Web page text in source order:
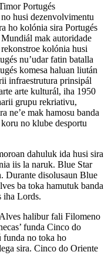
Portugés
husi dezenvolvimentu
ho kolónia sira Portugés
mak autoridade
kolónia husi
nu’udar fatin batalla
komesa haluan liután
infraestrutura prinsipál
arte kulturál, iha 1950
grupu rekriativu,
ne’e mak hamosu banda
no klube desportu
dahuluk ida husi sira
iis la naruk. Blue Star
Durante disolusaun Blue
ba toka hamutuk banda
iha Lords.
halibur fali Filomeno
funda Cinco do
funda no toka ho
sira. Cinco do Oriente